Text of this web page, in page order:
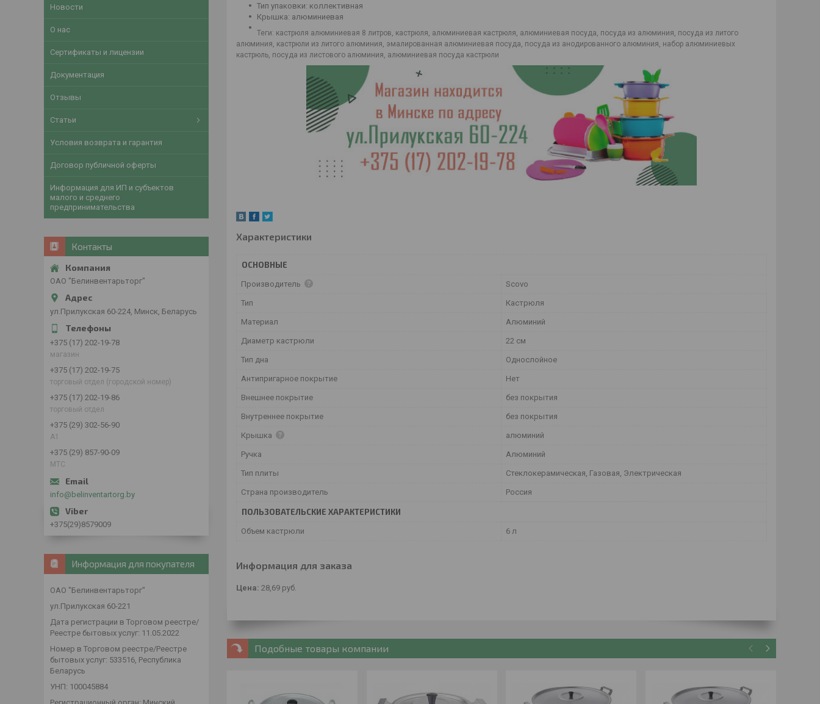
Тип упаковки: коллективная
Крышка: алюминиевая
Теги: кастрюля алюминиевая 8 литров, кастрюля, алюминиевая кастрюля, алюминиевая посуда, посуда из алюминия, посуда из литого
алюминия, кастрюли из литого алюминия, эмалированная алюминиевая посуда, посуда из анодированного алюминия, набор алюминиевых
кастрюль, посуда из листового алюминия, алюминиевая посуда кастрюли
Характеристики
ОСНОВНЫЕ
Производитель Scovo
Тип Кастрюля
Материал Алюминий
Диаметр кастрюли 22 см
Тип дна Однослойное
Антипригарное покрытие Нет
Внешнее покрытие без покрытия
Внутреннее покрытие без покрытия
Крышка алюминий
Ручка Алюминий
Тип плиты Стеклокерамическая, Газовая, Электрическая
Страна производитель Россия
ПОЛЬЗОВАТЕЛЬСКИЕ ХАРАКТЕРИСТИКИ
Объем кастрюли 6 л
Информация для заказа
Цена: 28,69 руб.
Подобные товары компании
Новости
О нас
Сертификаты и лицензии
Документация
Отзывы
Статьи
Условия возврата и гарантия
Договор публичной оферты
Информация для ИП и субъектов
малого и среднего
предпринимательства
Контакты
ОАО "Белинвентарьторг"
ул.Прилукская 60-224, Минск, Беларусь
+375 (17) 202-19-78
магазин
+375 (17) 202-19-75
торговый отдел (городской номер)
+375 (17) 202-19-86
торговый отдел
+375 (29) 302-56-90
А1
+375 (29) 857-90-09
МТС
info@belinventartorg.by
+375(29)8579009
Информация для покупателя
ОАО "Белинвентарьторг"
ул.Прилукская 60-221
Дата регистрации в Торговом реестре/
Реестре бытовых услуг: 11.05.2022
Номер в Торговом реестре/Реестре
бытовых услуг: 533516, Республика
Беларусь
УНП: 100045884